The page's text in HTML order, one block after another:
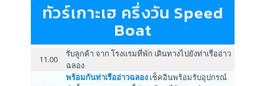
ทัวร์เกาะเฮ ครึ่งวัน Speed
Boat
11.00
รับลูกค้า จาก โรงแรมที่พัก เดินทางไปยังท่าเรืออ่าว
ฉลอง
พร้อมกันท่าเรืออ่าวฉลอง เช็คอินพร้อมรับอุปกรณ์